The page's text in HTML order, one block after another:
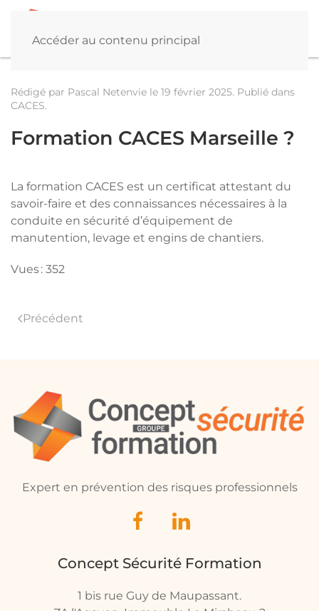
Accéder au contenu principal
Rédigé par Pascal Netenvie le 19 février 2025. Publié dans
CACES.
Formation CACES Marseille ?
La formation CACES est un certificat attestant du
savoir-faire et des connaissances nécessaires à la
conduite en sécurité d’équipement de
manutention, levage et engins de chantiers.
Vues : 352
Précédent
Expert en prévention des risques professionnels
Concept Sécurité Formation
1 bis rue Guy de Maupassant.